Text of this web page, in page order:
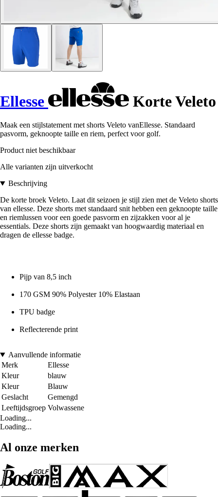
Ellesse Korte Veleto
Maak een stijlstatement met shorts Veleto vanEllesse. Standaard
pasvorm, geknoopte taille en riem, perfect voor golf.
Product niet beschikbaar
Alle varianten zijn uitverkocht
Beschrijving
De korte broek Veleto. Laat dit seizoen je stijl zien met de Veleto shorts
van ellesse. Deze shorts met standaard snit hebben een geknoopte taille
en riemlussen voor een goede pasvorm en zijzakken voor al je
essentials. Deze shorts zijn gemaakt van hoogwaardig materiaal en
dragen de ellesse badge.
Pijp van 8,5 inch
170 GSM 90% Polyester 10% Elastaan
TPU badge
Reflecterende print
Aanvullende informatie
Merk
Ellesse
Kleur
blauw
Kleur
Blauw
Geslacht
Gemengd
Leeftijdsgroep Volwassene
Loading...
Loading...
Al onze merken